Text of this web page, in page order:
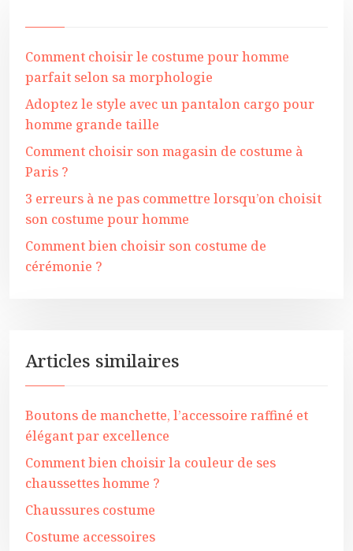
Comment choisir le costume pour homme
parfait selon sa morphologie
Adoptez le style avec un pantalon cargo pour
homme grande taille
Comment choisir son magasin de costume à
Paris ?
3 erreurs à ne pas commettre lorsqu’on choisit
son costume pour homme
Comment bien choisir son costume de
cérémonie ?
Articles similaires
Boutons de manchette, l’accessoire raffiné et
élégant par excellence
Comment bien choisir la couleur de ses
chaussettes homme ?
Chaussures costume
Costume accessoires